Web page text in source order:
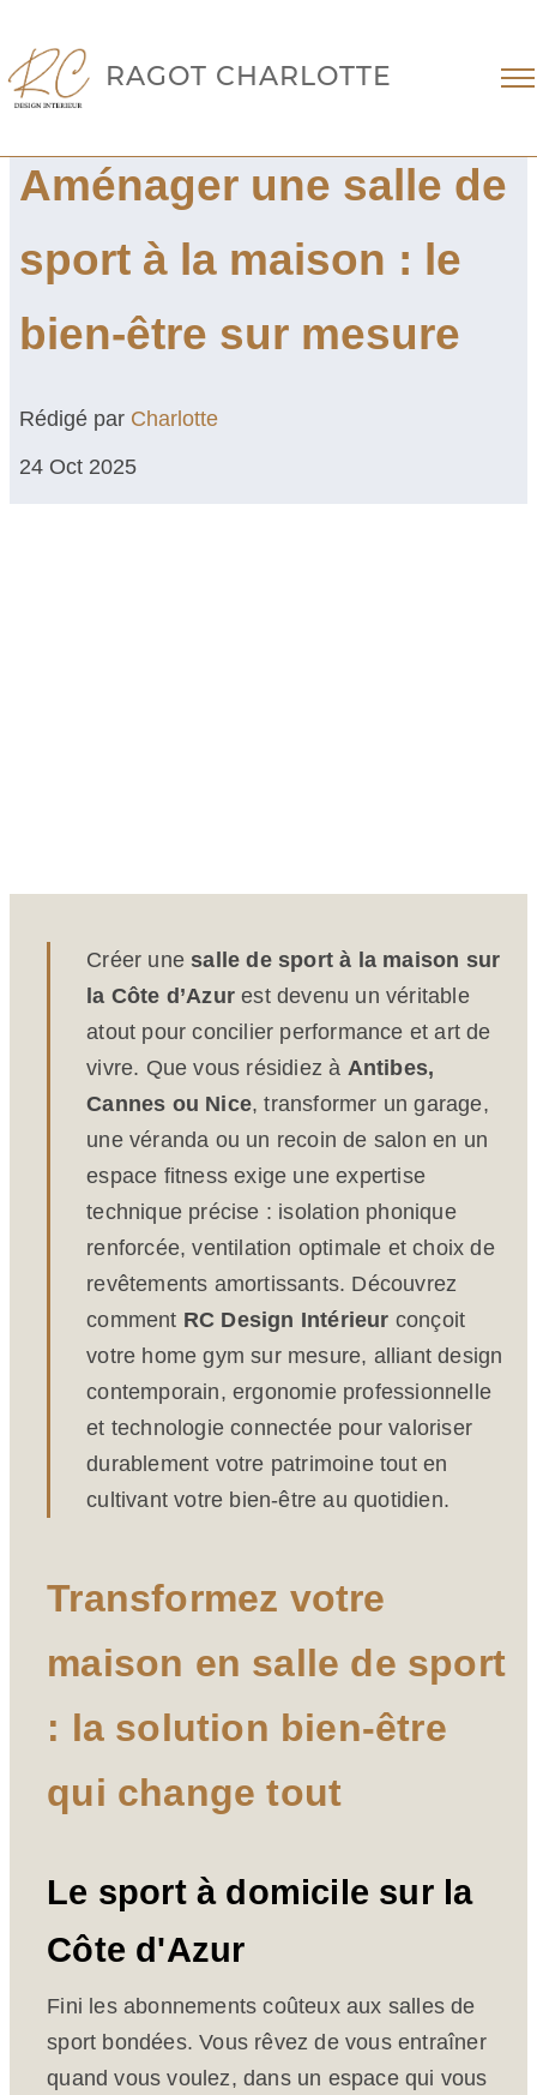
RAGOT CHARLOTTE
Aménager une salle de
sport à la maison : le
bien-être sur mesure
Rédigé par Charlotte
24 Oct 2025
Créer unesalle de sport à la maison sur
la Côte d’Azur est devenu un véritable
atout pour concilier performance et art de
vivre. Que vous résidiez à Antibes,
Cannes ou Nice, transformer un garage,
une véranda ou un recoin de salon en un
espace fitness exige une expertise
technique précise : isolation phonique
renforcée, ventilation optimale et choix de
revêtements amortissants. Découvrez
comment RC Design Intérieur conçoit
votre home gym sur mesure, alliant design
contemporain, ergonomie professionnelle
et technologie connectée pour valoriser
durablement votre patrimoine tout en
cultivant votre bien-être au quotidien.
Transformez votre
maison en salle de sport
: la solution bien-être
qui change tout
Le sport à domicile sur la
Côte d'Azur
Fini les abonnements coûteux aux salles de
sport bondées. Vous rêvez de vous entraîner
quand vous voulez, dans un espace qui vous